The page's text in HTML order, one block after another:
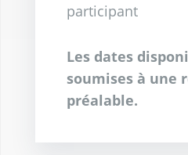
participant
Les dates
soumises à une
préalable.